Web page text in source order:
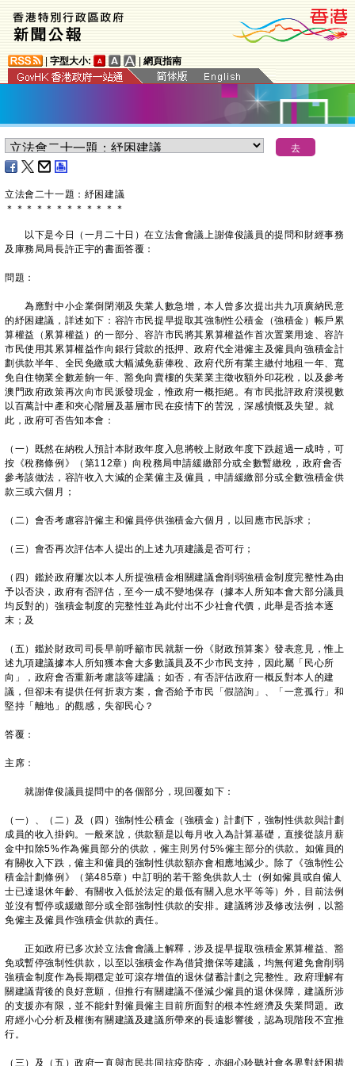
字型大小: 網頁指南
立法會二十一題：紓困建議
＊ ＊ ＊ ＊ ＊ ＊ ＊ ＊ ＊ ＊ ＊ ＊
以下是今日（一月二十日）在立法會會議上謝偉俊議員的提問和財經事務
及庫務局局長許正宇的書面答覆：
問題：
為應對中小企業倒閉潮及失業人數急增，本人曾多次提出共九項廣納民意
的紓困建議，詳述如下：容許市民提早提取其強制性公積金（強積金）帳戶累
算權益（累算權益）的一部分、容許市民將其累算權益作首次置業用途、容許
市民使用其累算權益作向銀行貸款的抵押、政府代全港僱主及僱員向強積金計
劃供款半年、全民免繳或大幅減免薪俸稅、政府代所有業主繳付地租一年、寬
免自住物業全數差餉一年、豁免向賣樓的失業業主徵收額外印花稅，以及參考
澳門政府政策再次向市民派發現金，惟政府一概拒絕。有市民批評政府漠視數
以百萬計中產和夾心階層及基層市民在疫情下的苦況，深感憤慨及失望。就
此，政府可否告知本會：
（一）既然在納稅人預計本財政年度入息將較上財政年度下跌超過一成時，可
按《稅務條例》（第112章）向稅務局申請緩繳部分或全數暫繳稅，政府會否
參考該做法，容許收入大減的企業僱主及僱員，申請緩繳部分或全數強積金供
款三或六個月；
（二）會否考慮容許僱主和僱員停供強積金六個月，以回應市民訴求；
（三）會否再次評估本人提出的上述九項建議是否可行；
（四）鑑於政府屢次以本人所提強積金相關建議會削弱強積金制度完整性為由
予以否決，政府有否評估，至今一成不變地保存（據本人所知本會大部分議員
均反對的）強積金制度的完整性並為此付出不少社會代價，此舉是否捨本逐
末；及
（五）鑑於財政司司長早前呼籲市民就新一份《財政預算案》發表意見，惟上
述九項建議據本人所知獲本會大多數議員及不少市民支持，因此屬「民心所
向」，政府會否重新考慮該等建議；如否，有否評估政府一概反對本人的建
議，但卻未有提供任何折衷方案，會否給予市民「假諮詢」、「一意孤行」和
堅持「離地」的觀感，失卻民心？
答覆：
主席：
就謝偉俊議員提問中的各個部分，現回覆如下：
（一）、（二）及（四）強制性公積金（強積金）計劃下，強制性供款與計劃
成員的收入掛鉤。一般來說，供款額是以每月收入為計算基礎，直接從該月薪
金中扣除5%作為僱員部分的供款，僱主則另付5%僱主部分的供款。如僱員的
有關收入下跌，僱主和僱員的強制性供款額亦會相應地減少。除了《強制性公
積金計劃條例》（第485章）中訂明的若干豁免供款人士（例如僱員或自僱人
士已達退休年齡、有關收入低於法定的最低有關入息水平等等）外，目前法例
並沒有暫停或緩繳部分或全部強制性供款的安排。建議將涉及修改法例，以豁
免僱主及僱員作強積金供款的責任。
正如政府已多次於立法會會議上解釋，涉及提早提取強積金累算權益、豁
免或暫停強制性供款，以至以強積金作為借貸擔保等建議，均無何避免會削弱
強積金制度作為長期穩定並可滾存增值的退休儲蓄計劃之完整性。政府理解有
關建議背後的良好意願，但推行有關建議不僅減少僱員的退休保障，建議所涉
的支援亦有限，並不能針對僱員僱主目前所面對的根本性經濟及失業問題。政
府經小心分析及權衡有關建議及建議所帶來的長遠影響後，認為現階段不宜推
行。
（三）及（五）政府一直與市民共同抗疫防疫，亦細心聆聽社會各界對紓困措